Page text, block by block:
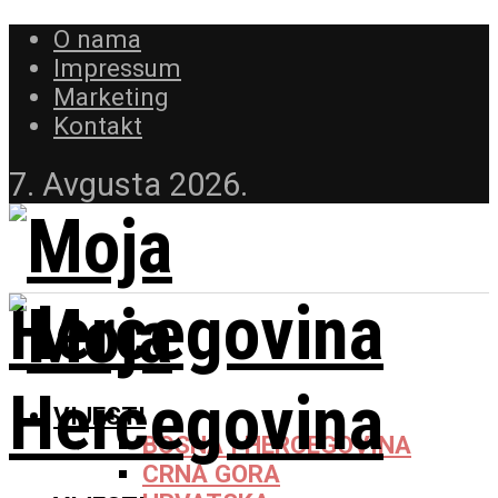
O nama
Impressum
Marketing
Kontakt
7. Avgusta 2026.
VIJESTI
BOSNA I HERCEGOVINA
CRNA GORA